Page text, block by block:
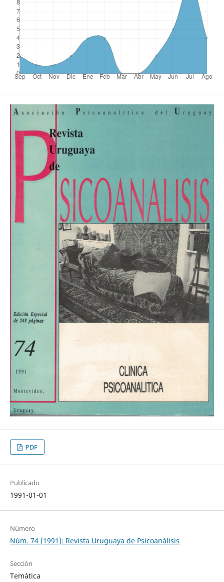
PDF
Publicado
1991-01-01
Número
Núm. 74 (1991): Revista Uruguaya de Psicoanálisis
Sección
Temática